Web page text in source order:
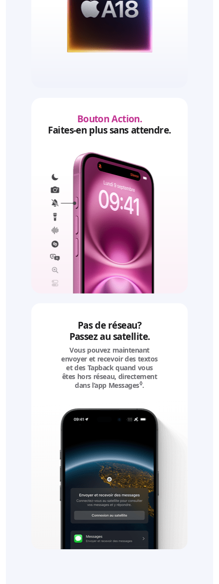
Bouton Action.
Faites-en plus sans attendre.
Pas de réseau?
Passez au satellite.
Vous pouvez maintenant
envoyer et recevoir des textos
et des Tapback quand vous
êtes hors réseau, directement
dans l’app Messages◊Mention légale
.